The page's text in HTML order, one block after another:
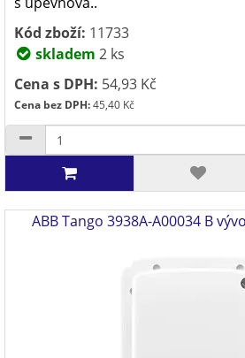
Kód zboží: 11733
skladem 2 ks
Cena s DPH: 54,93 Kč
Cena bez DPH:45,40 Kč
ABB Tango 3938A-A00034 B